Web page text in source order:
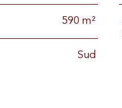
590 m²
Sud